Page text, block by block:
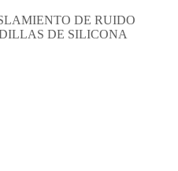
DE RUIDO
DE SILICONA